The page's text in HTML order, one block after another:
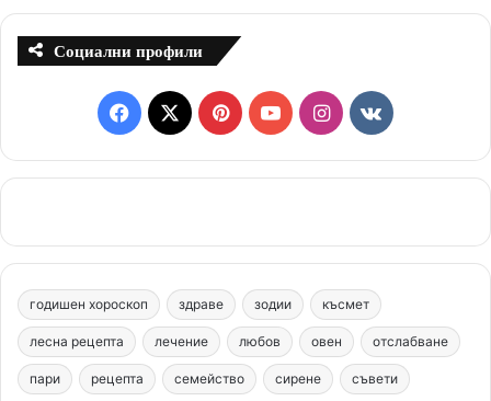
Социални профили
F
a
e
b
o
o
X
P
i
t
e
r
e
Y
o
T
u
b
e
I
n
t
a
g
r
v
k
c
m
годишен хороскоп здраве зодии късмет
лесна рецепта лечение любов овен отслабване
пари рецепта семейство сирене съвети